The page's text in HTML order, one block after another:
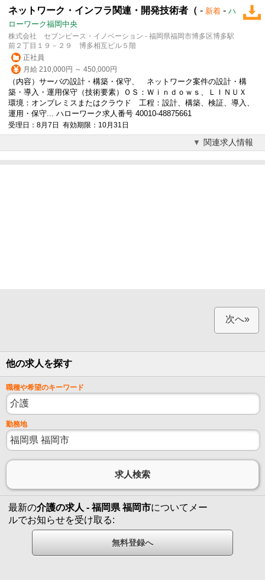
ネットワーク・インフラ関連・開発技術者（ - 新着 - ハ
ローワーク福岡中央
株式会社 セブンピース・イノベーション - 福岡県福岡市博多区博多駅
前２丁目１９－２９ 博多相互ビル５階
正社員
月給 210,000円 ～ 450,000円
（内容）サーバの設計・構築・保守、 ネットワーク案件の設計・構
築・導入・運用保守（技術要素）ＯＳ：Ｗｉｎｄｏｗｓ、ＬＩＮＵＸ
環境：オンプレミスまたはクラウド 工程：設計、構築、検証、導入、
運用・保守... ハローワーク求人番号 40010-48875661
受理日：8月7日 有効期限：10月31日
関連求人情報
次へ»
他の求人を探す
職種や希望のキーワード
勤務地
最新の介護の求人 - 福岡県 福岡市についてメー
ルでお知らせを受け取る: